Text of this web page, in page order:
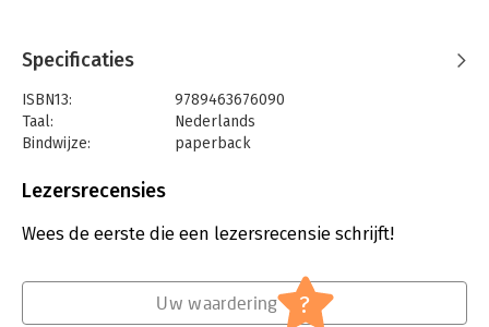
Specificaties
ISBN13:
9789463676090
Taal:
Nederlands
Bindwijze:
paperback
Uitgever:
Verschijningsdatum:
30-8-2018
Lezersrecensies
Wees de eerste die een lezersrecensie schrijft!
Uw waardering ?